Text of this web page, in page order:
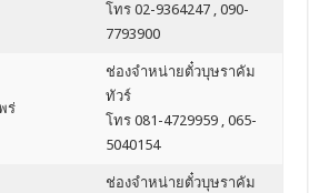
โทร 02-9364247 , 090-
7793900
ร่
ช่องจำหน่ายตั๋วบุษราคัม
ทัวร์
โทร 081-4729959 , 065-
5040154
ช่องจำหน่ายตั๋วบุษราคัม